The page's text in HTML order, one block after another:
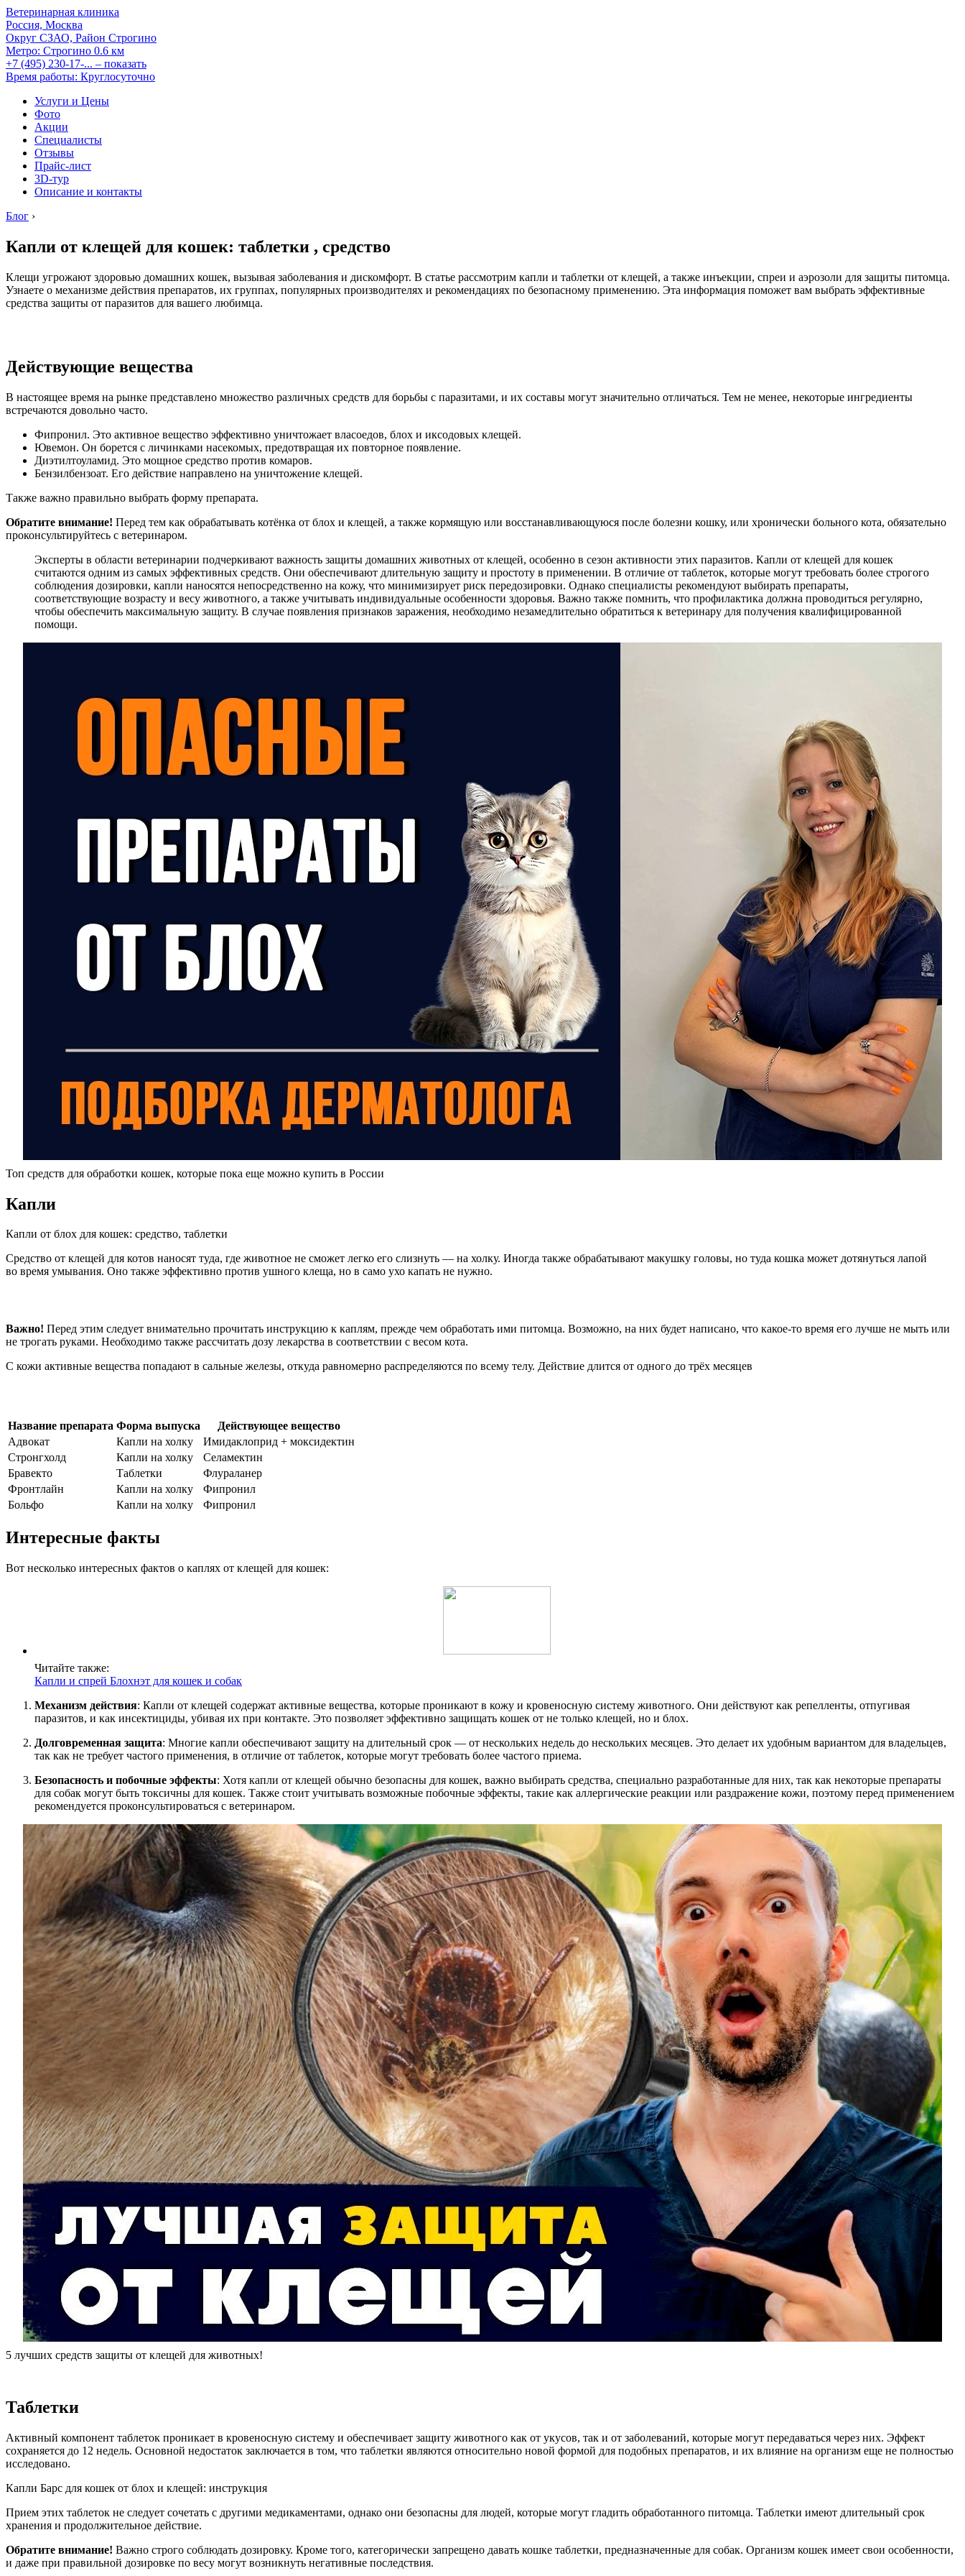
Ветеринарная клиника
Россия, Москва
Округ СЗАО, Район Строгино
Метро: Строгино 0.6 км
+7 (495) 230-17-... – показать
Время работы: Круглосуточно
Услуги и Цены
Фото
Акции
Специалисты
Отзывы
Прайс-лист
3D-тур
Описание и контакты
Блог ›
Капли от клещей для кошек: таблетки , средство
Клещи угрожают здоровью домашних кошек, вызывая заболевания и дискомфорт. В статье рассмотрим капли и таблетки от клещей, а также инъекции, спреи и аэрозоли для защиты питомца.
Узнаете о механизме действия препаратов, их группах, популярных производителях и рекомендациях по безопасному применению. Эта информация поможет вам выбрать эффективные
средства защиты от паразитов для вашего любимца.
Действующие вещества
В настоящее время на рынке представлено множество различных средств для борьбы с паразитами, и их составы могут значительно отличаться. Тем не менее, некоторые ингредиенты
встречаются довольно часто.
Фипронил. Это активное вещество эффективно уничтожает власоедов, блох и иксодовых клещей.
Ювемон. Он борется с личинками насекомых, предотвращая их повторное появление.
Диэтилтоуламид. Это мощное средство против комаров.
Бензилбензоат. Его действие направлено на уничтожение клещей.
Также важно правильно выбрать форму препарата.
Обратите внимание! Перед тем как обрабатывать котёнка от блох и клещей, а также кормящую или восстанавливающуюся после болезни кошку, или хронически больного кота, обязательно
проконсультируйтесь с ветеринаром.
Эксперты в области ветеринарии подчеркивают важность защиты домашних животных от клещей, особенно в сезон активности этих паразитов. Капли от клещей для кошек
считаются одним из самых эффективных средств. Они обеспечивают длительную защиту и простоту в применении. В отличие от таблеток, которые могут требовать более строгого
соблюдения дозировки, капли наносятся непосредственно на кожу, что минимизирует риск передозировки. Однако специалисты рекомендуют выбирать препараты,
соответствующие возрасту и весу животного, а также учитывать индивидуальные особенности здоровья. Важно также помнить, что профилактика должна проводиться регулярно,
чтобы обеспечить максимальную защиту. В случае появления признаков заражения, необходимо незамедлительно обратиться к ветеринару для получения квалифицированной
помощи.
Топ средств для обработки кошек, которые пока еще можно купить в России
Капли
Капли от блох для кошек: средство, таблетки
Средство от клещей для котов наносят туда, где животное не сможет легко его слизнуть — на холку. Иногда также обрабатывают макушку головы, но туда кошка может дотянуться лапой
во время умывания. Оно также эффективно против ушного клеща, но в само ухо капать не нужно.
Важно! Перед этим следует внимательно прочитать инструкцию к каплям, прежде чем обработать ими питомца. Возможно, на них будет написано, что какое-то время его лучше не мыть или
не трогать руками. Необходимо также рассчитать дозу лекарства в соответствии с весом кота.
С кожи активные вещества попадают в сальные железы, откуда равномерно распределяются по всему телу. Действие длится от одного до трёх месяцев
Название препарата Форма выпуска
Действующее вещество
Адвокат
Капли на холку
Имидаклоприд + моксидектин
Стронгхолд
Капли на холку
Селамектин
Бравекто
Таблетки
Флураланер
Фронтлайн
Капли на холку
Фипронил
Больфо
Капли на холку Фипронил
Интересные факты
Вот несколько интересных фактов о каплях от клещей для кошек:
Читайте также:
Капли и спрей Блохнэт для кошек и собак
Механизм действия: Капли от клещей содержат активные вещества, которые проникают в кожу и кровеносную систему животного. Они действуют как репелленты, отпугивая
паразитов, и как инсектициды, убивая их при контакте. Это позволяет эффективно защищать кошек от не только клещей, но и блох.
Долговременная защита: Многие капли обеспечивают защиту на длительный срок — от нескольких недель до нескольких месяцев. Это делает их удобным вариантом для владельцев,
так как не требует частого применения, в отличие от таблеток, которые могут требовать более частого приема.
Безопасность и побочные эффекты: Хотя капли от клещей обычно безопасны для кошек, важно выбирать средства, специально разработанные для них, так как некоторые препараты
для собак могут быть токсичны для кошек. Также стоит учитывать возможные побочные эффекты, такие как аллергические реакции или раздражение кожи, поэтому перед применением
рекомендуется проконсультироваться с ветеринаром.
5 лучших средств защиты от клещей для животных!
Таблетки
Активный компонент таблеток проникает в кровеносную систему и обеспечивает защиту животного как от укусов, так и от заболеваний, которые могут передаваться через них. Эффект
сохраняется до 12 недель. Основной недостаток заключается в том, что таблетки являются относительно новой формой для подобных препаратов, и их влияние на организм еще не полностью
исследовано.
Капли Барс для кошек от блох и клещей: инструкция
Прием этих таблеток не следует сочетать с другими медикаментами, однако они безопасны для людей, которые могут гладить обработанного питомца. Таблетки имеют длительный срок
хранения и продолжительное действие.
Обратите внимание! Важно строго соблюдать дозировку. Кроме того, категорически запрещено давать кошке таблетки, предназначенные для собак. Организм кошек имеет свои особенности,
и даже при правильной дозировке по весу могут возникнуть негативные последствия.